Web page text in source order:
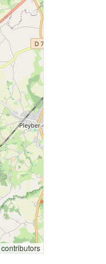
contributors